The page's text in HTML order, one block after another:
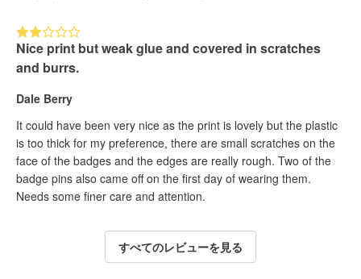
Nice print but weak glue and covered in scratches
and burrs.
Dale Berry
It could have been very nice as the print is lovely but the plastic
is too thick for my preference, there are small scratches on the
face of the badges and the edges are really rough. Two of the
badge pins also came off on the first day of wearing them.
Needs some finer care and attention.
すべてのレビューを見る